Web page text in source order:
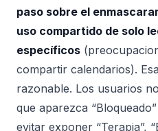
paso sobre el
uso compartido de solo
específicos
compartir calendarios).
razonable. Los usuarios
que aparezca
evitar exponer “Terapia”,